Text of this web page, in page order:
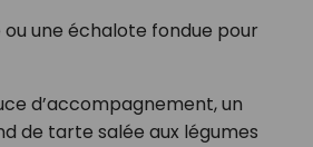
ou une échalote fondue pour
d’accompagnement, un
de tarte salée aux légumes